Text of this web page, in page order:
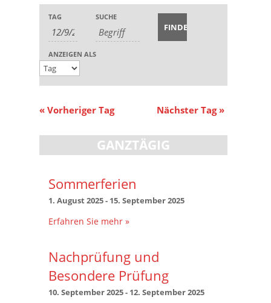
Veranstaltungen
Suche
und
Ansichten,
Navigation
Veranstaltungen
Suche
TAG SUCHE
Veranstaltung
Ansichten-
Navigation
ANZEIGEN ALS
«Vorheriger Tag Nächster Tag »
GANZTÄGIG
Sommerferien
1. August 2025- 15. September 2025
Erfahren Sie mehr »
Nachprüfung und
Besondere Prüfung
10. September 2025- 12. September 2025